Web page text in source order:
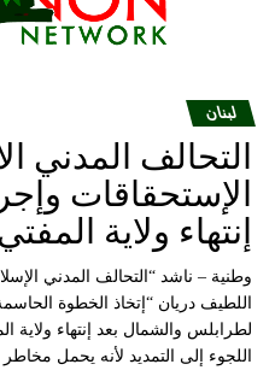
لبنان
التحالف المدني
الإستحقاقات
إنتهاء ولاية
وطنية – ناشد “التحالف المدني
اللطيف دريان “إتخاذ الخطوة
لطرابلس والشمال بعد إنتهاء ولاية
اللجوء إلى التمديد لأنه يحمل